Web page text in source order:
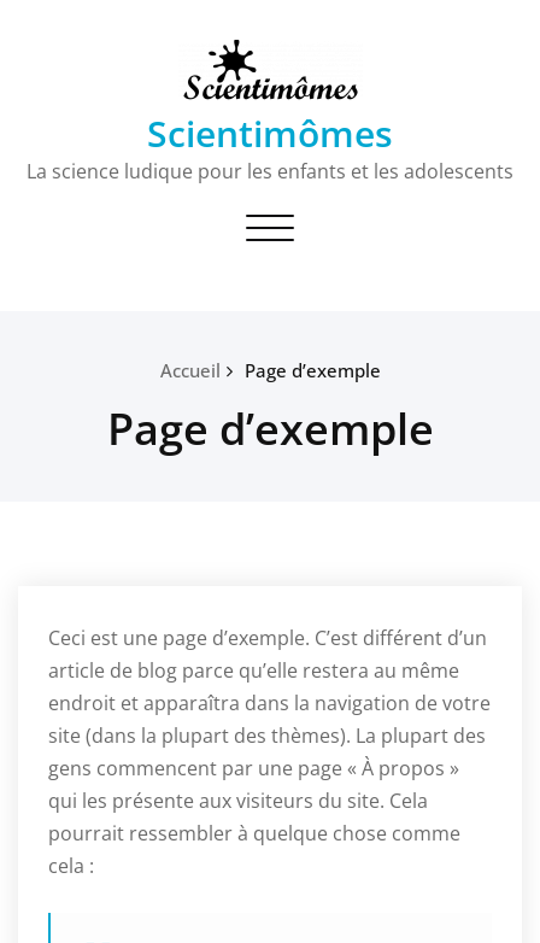
Scientimômes
La science ludique pour les enfants et les adolescents
Toggle
Accueil Page d’exemple
Page d’exemple
Ceci est une page d’exemple. C’est différent d’un
article de blog parce qu’elle restera au même
endroit et apparaîtra dans la navigation de votre
site (dans la plupart des thèmes). La plupart des
gens commencent par une page « À propos »
qui les présente aux visiteurs du site. Cela
pourrait ressembler à quelque chose comme
cela :